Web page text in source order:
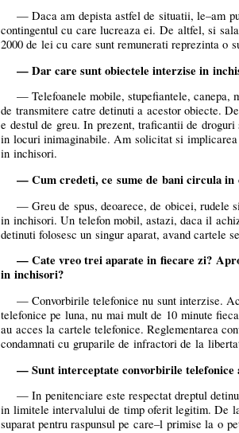
— Daca am depista astfel de situatii, le–am
contingentul cu care lucreaza ei. De altfel, si
2000 de lei cu care sunt remunerati reprezinta o
— Dar care sunt obiectele interzise in
— Telefoanele mobile, stupefiantele, canepa,
de transmitere catre detinuti a acestor obiecte.
e destul de greu. In prezent, traficantii de
in locuri inimaginabile. Am solicitat si
in inchisori.
— Cum credeti, ce sume de bani circula in
— Greu de spus, deoarece, de obicei, rudele
in inchisori. Un telefon mobil, astazi, daca il
detinuti folosesc un singur aparat, avand cartele
— Cate vreo trei aparate in fiecare zi?
in inchisori?
— Convorbirile telefonice nu sunt interzise.
telefonice pe luna, nu mai mult de 10 minute
au acces la cartele telefonice. Reglementarea
condamnati cu gruparile de infractori de la
— Sunt interceptate convorbirile telefonice
— In penitenciare este respectat dreptul
in limitele intervalului de timp oferit legitim. De
suparat pentru raspunsul pe care–l primise la o